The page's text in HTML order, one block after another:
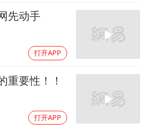
郑国霖回应去景区上班被保安拦下
奋进开新局 实干挑大梁
先动手
打开APP
重要性！！
打开APP